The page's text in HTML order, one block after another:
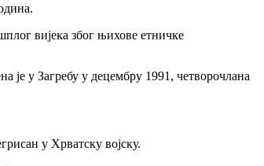
вијека због њихове етничке
је у Загребу у децембру 1991, четворочлана
у Хрватску војску.